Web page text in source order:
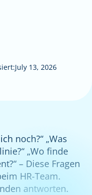
July 13, 2026
noch?“ „Was
„Wo finde
– Diese Fragen
HR-Team.
antworten.